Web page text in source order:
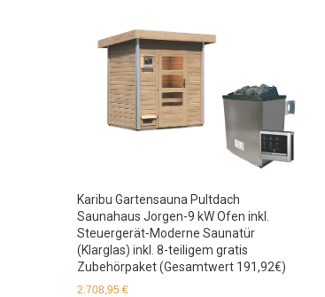
Karibu Gartensauna Pultdach
Saunahaus Jorgen-9 kW Ofen inkl.
Steuergerät-Moderne Saunatür
(Klarglas) inkl. 8-teiligem gratis
Zubehörpaket (Gesamtwert 191,92€)
2.708,95 €